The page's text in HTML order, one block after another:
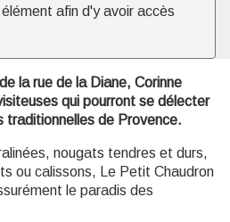
afin d'y avoir accès
la rue de la Diane, Corinne
qui pourront se délecter
traditionnelles de Provence.
nougats tendres et durs,
ou calissons, Le Petit Chaudron
le paradis des